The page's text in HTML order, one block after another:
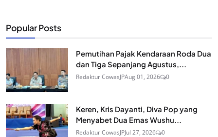
Popular Posts
Pemutihan Pajak Kendaraan Roda Dua
dan Tiga Sepanjang Agustus,...
Redaktur CowasJPAug 01, 2026 0
Keren, Kris Dayanti, Diva Pop yang
Menyabet Dua Emas Wushu...
Redaktur CowasJPJul 27, 2026 0